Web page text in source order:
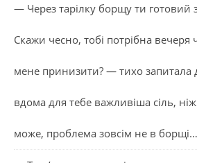
— Через тарілку борщу ти готовий
Скажи чесно, тобі потрібна
мене принизити? — тихо
вдома для тебе важливіша сіль,
може, проблема зовсім не в борщі…